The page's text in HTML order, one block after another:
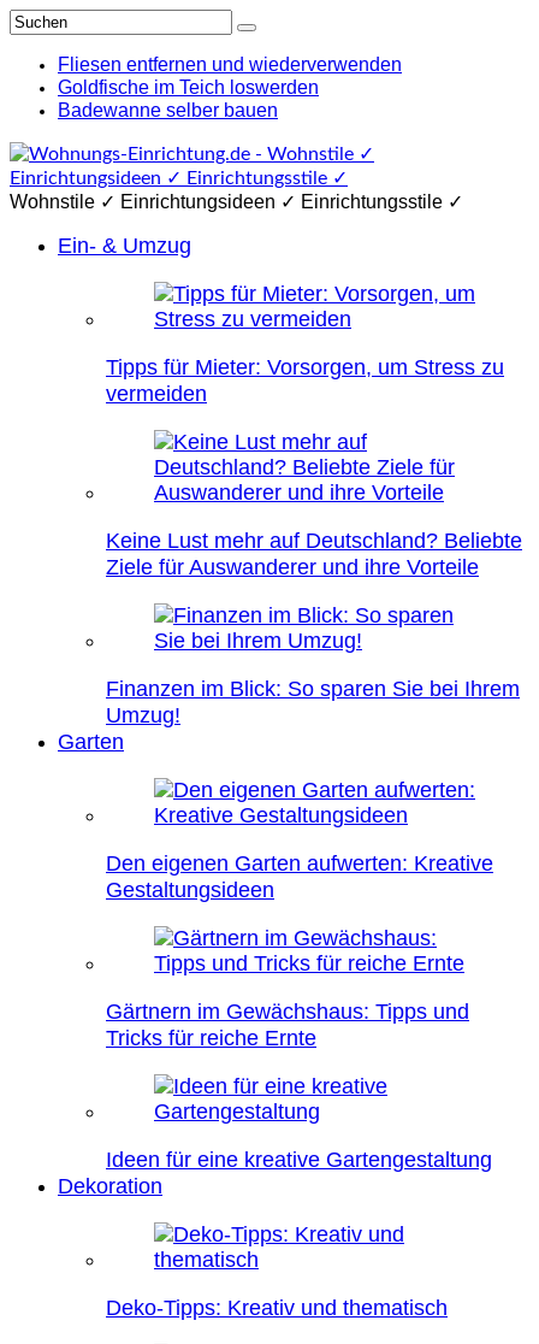
Fliesen entfernen und wiederverwenden
Goldfische im Teich loswerden
Badewanne selber bauen
Wohnstile ✓ Einrichtungsideen ✓ Einrichtungsstile ✓
Ein- & Umzug
Tipps für Mieter: Vorsorgen, um Stress zu
vermeiden
Keine Lust mehr auf Deutschland? Beliebte
Ziele für Auswanderer und ihre Vorteile
Finanzen im Blick: So sparen Sie bei Ihrem
Umzug!
Garten
Den eigenen Garten aufwerten: Kreative
Gestaltungsideen
Gärtnern im Gewächshaus: Tipps und
Tricks für reiche Ernte
Ideen für eine kreative Gartengestaltung
Dekoration
Deko-Tipps: Kreativ und thematisch